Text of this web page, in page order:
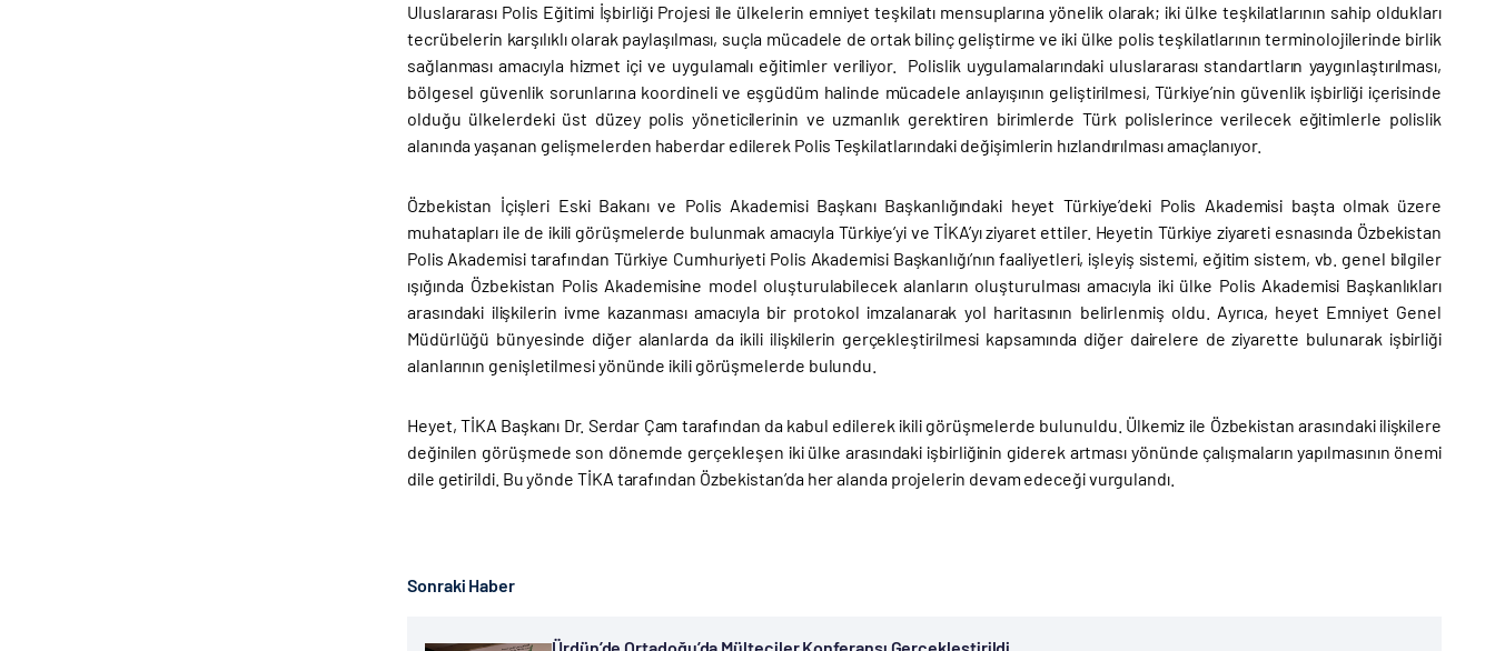
Uluslararası Polis Eğitimi İşbirliği Projesi ile ülkelerin emniyet teşkilatı mensuplarına yönelik olarak; iki ülke teşkilatlarının sahip oldukları
tecrübelerin karşılıklı olarak paylaşılması, suçla mücadele de ortak bilinç geliştirme ve iki ülke polis teşkilatlarının terminolojilerinde birlik
sağlanması amacıyla hizmet içi ve uygulamalı eğitimler veriliyor. Polislik uygulamalarındaki uluslararası standartların yaygınlaştırılması,
bölgesel güvenlik sorunlarına koordineli ve eşgüdüm halinde mücadele anlayışının geliştirilmesi, Türkiye’nin güvenlik işbirliği içerisinde
olduğu ülkelerdeki üst düzey polis yöneticilerinin ve uzmanlık gerektiren birimlerde Türk polislerince verilecek eğitimlerle polislik
alanında yaşanan gelişmelerden haberdar edilerek Polis Teşkilatlarındaki değişimlerin hızlandırılması amaçlanıyor.
Özbekistan İçişleri Eski Bakanı ve Polis Akademisi Başkanı Başkanlığındaki heyet Türkiye’deki Polis Akademisi başta olmak üzere
muhatapları ile de ikili görüşmelerde bulunmak amacıyla Türkiye’yi ve TİKA’yı ziyaret ettiler. Heyetin Türkiye ziyareti esnasında Özbekistan
Polis Akademisi tarafından Türkiye Cumhuriyeti Polis Akademisi Başkanlığı’nın faaliyetleri, işleyiş sistemi, eğitim sistem, vb. genel bilgiler
ışığında Özbekistan Polis Akademisine model oluşturulabilecek alanların oluşturulması amacıyla iki ülke Polis Akademisi Başkanlıkları
arasındaki ilişkilerin ivme kazanması amacıyla bir protokol imzalanarak yol haritasının belirlenmiş oldu. Ayrıca, heyet Emniyet Genel
Müdürlüğü bünyesinde diğer alanlarda da ikili ilişkilerin gerçekleştirilmesi kapsamında diğer dairelere de ziyarette bulunarak işbirliği
alanlarının genişletilmesi yönünde ikili görüşmelerde bulundu.
Heyet, TİKA Başkanı Dr. Serdar Çam tarafından da kabul edilerek ikili görüşmelerde bulunuldu. Ülkemiz ile Özbekistan arasındaki ilişkilere
değinilen görüşmede son dönemde gerçekleşen iki ülke arasındaki işbirliğinin giderek artması yönünde çalışmaların yapılmasının önemi
dile getirildi. Bu yönde TİKA tarafından Özbekistan’da her alanda projelerin devam edeceği vurgulandı.
Sonraki Haber